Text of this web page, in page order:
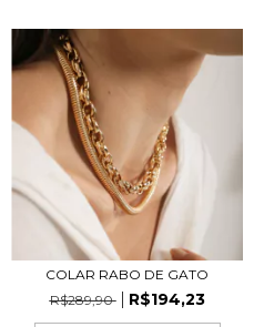
COLAR RABO DE GATO
R$289,90
R$194,23